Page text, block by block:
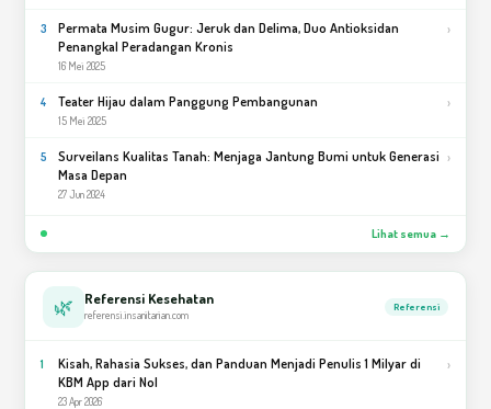
3
Permata Musim Gugur: Jeruk dan Delima, Duo Antioksidan
Penangkal Peradangan Kronis
16 Mei 2025
›
4 Teater Hijau dalam Panggung Pembangunan
15 Mei 2025
›
5
Surveilans Kualitas Tanah: Menjaga Jantung Bumi untuk Generasi
Masa Depan
27 Jun 2024
›
Lihat semua →
🌿 Referensi Kesehatan
referensi.insanitarian.com
Referensi
1
Kisah, Rahasia Sukses, dan Panduan Menjadi Penulis 1 Milyar di
KBM App dari Nol
23 Apr 2026
›